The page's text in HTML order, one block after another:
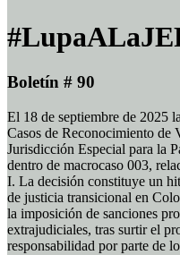
Boletín # 90
El 18 de septiembre de 2025
Casos de Reconocimiento de
Jurisdicción Especial para la
dentro de macrocaso 003,
I. La decisión constituye un
de justicia transicional en
la imposición de sanciones
extrajudiciales, tras surtir el
responsabilidad por parte de